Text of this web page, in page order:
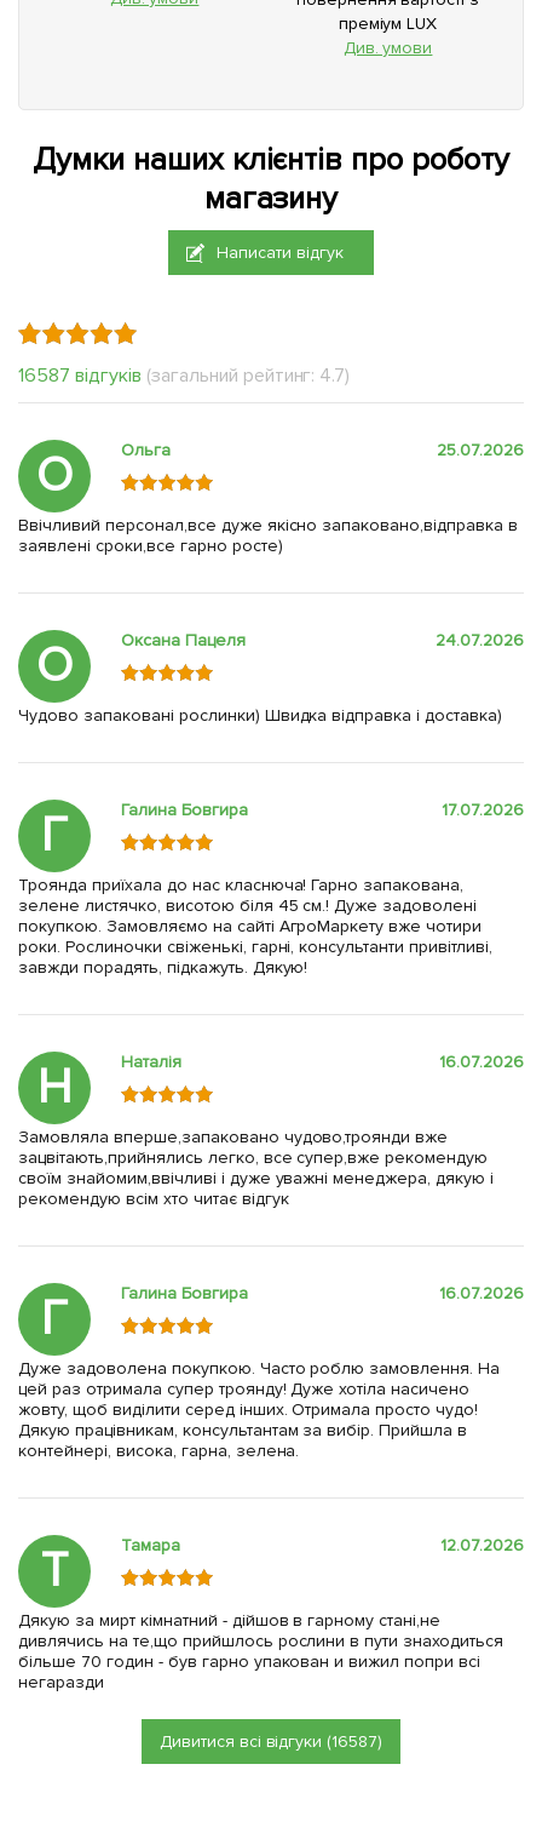
преміум LUX
Див. умови
Думки наших клієнтів про роботу
магазину
Написати відгук
16587 відгуків (загальний рейтинг: 4.7)
О Ольга 25.07.2026
Ввічливий персонал,все дуже якісно запаковано,відправка в
заявлені сроки,все гарно росте)
О Оксана Пацеля 24.07.2026
Чудово запаковані рослинки) Швидка відправка і доставка)
Г Галина Бовгира 17.07.2026
Троянда приїхала до нас класнюча! Гарно запакована,
зелене листячко, висотою біля 45 см.! Дуже задоволені
покупкою. Замовляємо на сайті АгроМаркету вже чотири
роки. Рослиночки свіженькі, гарні, консультанти привітливі,
завжди порадять, підкажуть. Дякую!
Н Наталія 16.07.2026
Замовляла вперше,запаковано чудово,троянди вже
зацвітають,прийнялись легко, все супер,вже рекомендую
своїм знайомим,ввічливі і дуже уважні менеджера, дякую і
рекомендую всім хто читає відгук
Г Галина Бовгира 16.07.2026
Дуже задоволена покупкою. Часто роблю замовлення. На
цей раз отримала супер троянду! Дуже хотіла насичено
жовту, щоб виділити серед інших. Отримала просто чудо!
Дякую працівникам, консультантам за вибір. Прийшла в
контейнері, висока, гарна, зелена.
Т Тамара 12.07.2026
Дякую за мирт кімнатний - дійшов в гарному стані,не
дивлячись на те,що прийшлось рослини в пути знаходиться
більше 70 годин - був гарно упакован и вижил попри всі
негаразди
Дивитися всі відгуки (16587)